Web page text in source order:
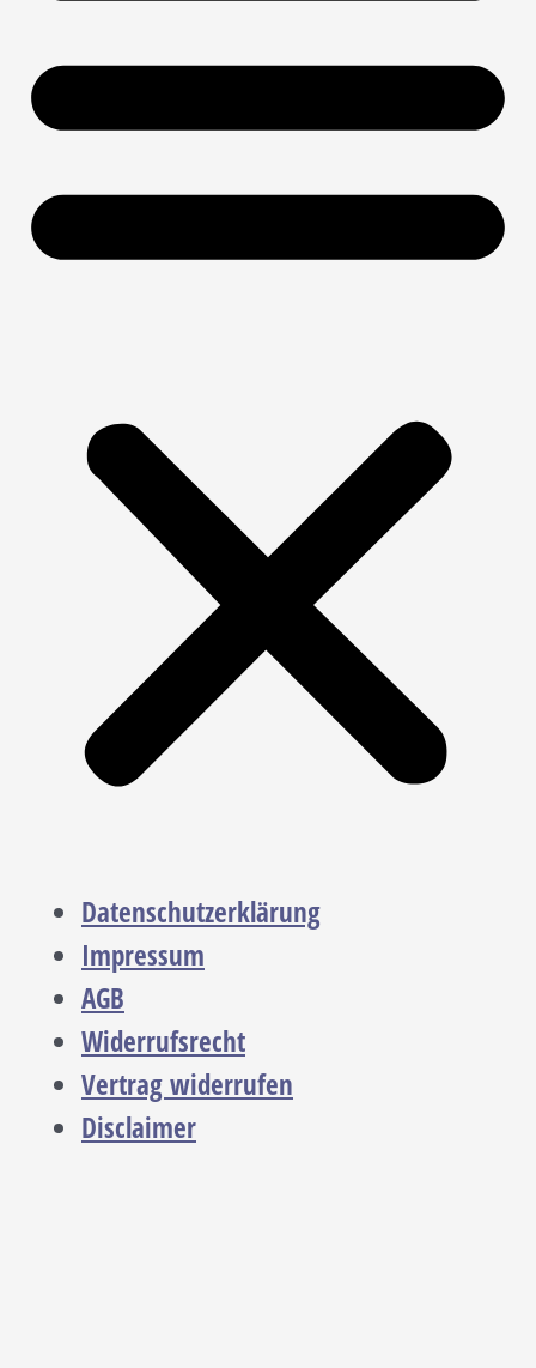
Datenschutzerklärung
Impressum
AGB
Widerrufsrecht
Vertrag widerrufen
Disclaimer